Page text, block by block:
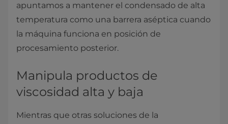
apuntamos a mantener el condensado de alta
temperatura como una barrera aséptica cuando
la máquina funciona en posición de
procesamiento posterior.
Manipula productos de
viscosidad alta y baja
Mientras que otras soluciones de la